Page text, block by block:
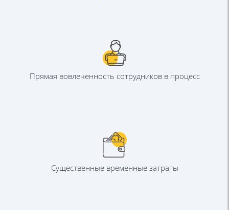
Прямая вовлеченность сотрудников в процесс
Существенныевременные затраты